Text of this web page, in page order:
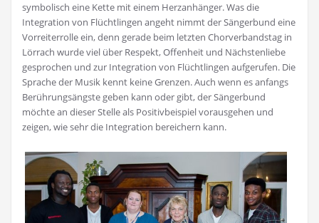
symbolisch eine Kette mit einem Herzanhänger. Was die
Integration von Flüchtlingen angeht nimmt der Sängerbund eine
Vorreiterrolle ein, denn gerade beim letzten Chorverbandstag in
Lörrach wurde viel über Respekt, Offenheit und Nächstenliebe
gesprochen und zur Integration von Flüchtlingen aufgerufen. Die
Sprache der Musik kennt keine Grenzen. Auch wenn es anfangs
Berührungsängste geben kann oder gibt, der Sängerbund
möchte an dieser Stelle als Positivbeispiel vorausgehen und
zeigen, wie sehr die Integration bereichern kann.